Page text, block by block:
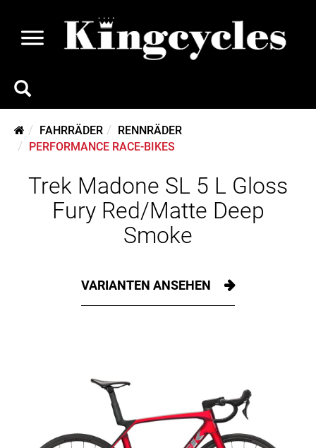
FAHRRÄDER
RENNRÄDER
PERFORMANCE RACE-BIKES
Trek Madone SL 5 L Gloss
Fury Red/Matte Deep
Smoke
VARIANTEN ANSEHEN